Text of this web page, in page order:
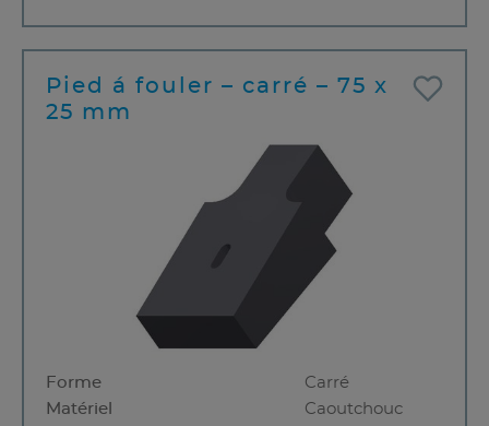
Pied á fouler – carré – 75 x
25 mm
Forme
Carré
Matériel
Caoutchouc